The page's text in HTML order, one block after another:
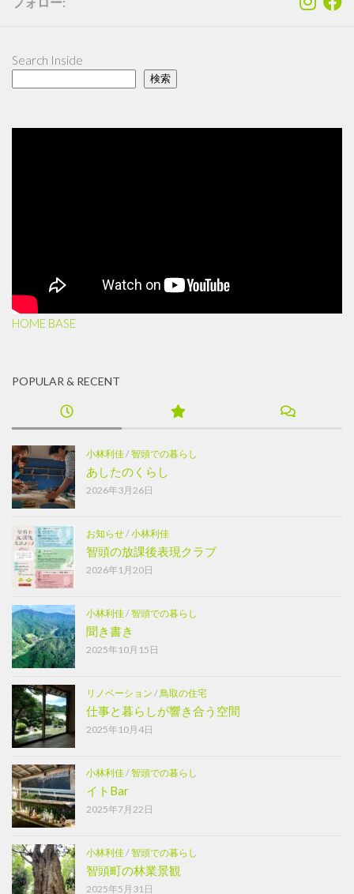
Search Inside
検索
HOME BASE
POPULAR & RECENT
小林利佳/智頭での暮らし
あしたのくらし
2026年3月26日
お知らせ/小林利佳
智頭の放課後表現クラブ
2026年1月20日
小林利佳/智頭での暮らし
聞き書き
2025年10月15日
リノベーション /鳥取の住宅
仕事と暮らしが響き合う空間
2025年10月4日
小林利佳/智頭での暮らし
イトBar
2025年7月22日
小林利佳/智頭での暮らし
智頭町の林業景観
2025年5月31日